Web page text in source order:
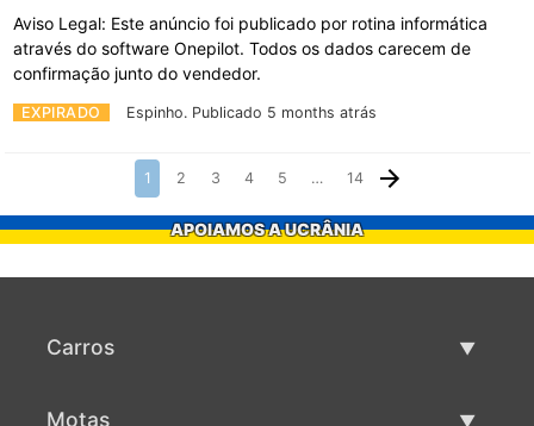
EXPIRADO Espinho. Publicado 5 months atrás
Aviso Legal: Este anúncio foi publicado por rotina informática
através do software Onepilot. Todos os dados carecem de
confirmação junto do vendedor.
1 2 3 4 5 … 14
APOIAMOS A UCRÂNIA
Carros
Motas